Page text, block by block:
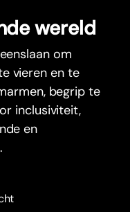
wereld
om
vieren en te
begrip te
inclusiviteit,
en